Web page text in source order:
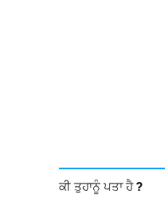
ਕੀ ਤੁਹਾਨੂੰ ਪਤਾ ਹੈ ?